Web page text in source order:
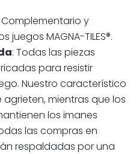
Complementario y
MAGNA-TILES®.
: Todas las piezas
para resistir
Nuestro característico
mientras que los
los imanes
las compras en
respaldadas por una